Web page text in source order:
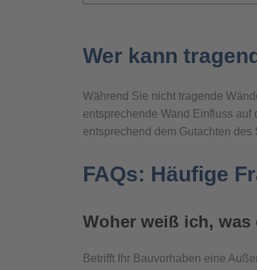
Wer kann
Während Sie nicht tragende
entsprechende Wand Einfluss
entsprechend dem Gutachten
FAQs: Häufige
Woher weiß ich, was
Betrifft Ihr Bauvorhaben eine